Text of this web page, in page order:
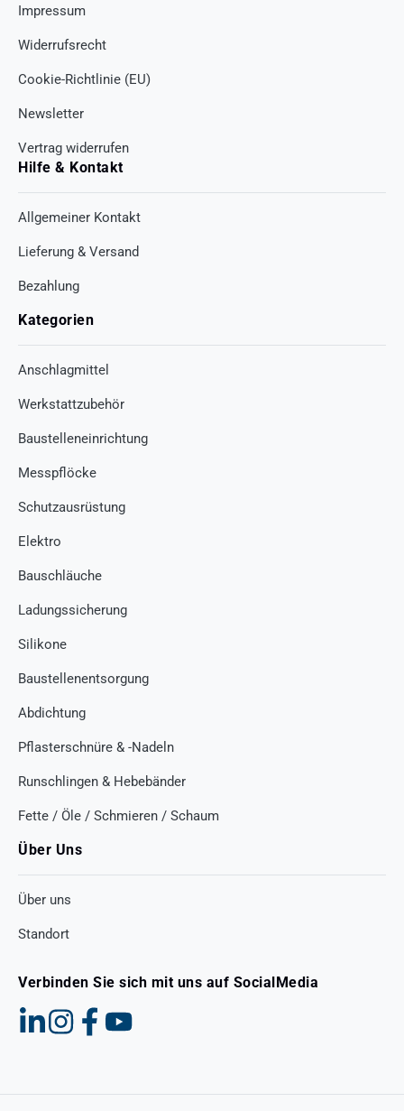
Impressum
Widerrufsrecht
Cookie-Richtlinie (EU)
Newsletter
Vertrag widerrufen
Hilfe & Kontakt
Allgemeiner Kontakt
Lieferung & Versand
Bezahlung
Kategorien
Anschlagmittel
Werkstattzubehör
Baustelleneinrichtung
Messpflöcke
Schutzausrüstung
Elektro
Bauschläuche
Ladungssicherung
Silikone
Baustellenentsorgung
Abdichtung
Pflasterschnüre & -Nadeln
Runschlingen & Hebebänder
Fette / Öle / Schmieren / Schaum
Über Uns
Über uns
Standort
Verbinden Sie sich mit uns auf SocialMedia